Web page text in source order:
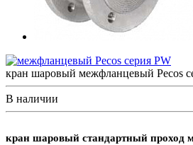
кран шаровый межфланцевый Pecos
В наличии
кран шаровый стандартный проход